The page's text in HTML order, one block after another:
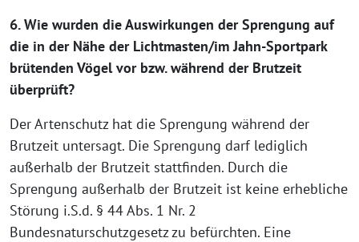
6. Wie wurden die Auswirkungen der Sprengung auf
die in der Nähe der Lichtmasten/im Jahn-Sportpark
brütenden Vögel vor bzw. während der Brutzeit
überprüft?
Der Artenschutz hat die Sprengung während der
Brutzeit untersagt. Die Sprengung darf lediglich
außerhalb der Brutzeit stattfinden. Durch die
Sprengung außerhalb der Brutzeit ist keine erhebliche
Störung i.S.d. § 44 Abs. 1 Nr. 2
Bundesnaturschutzgesetz zu befürchten. Eine